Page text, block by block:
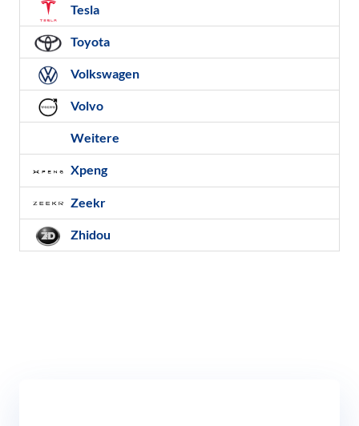
Tesla
Toyota
Volkswagen
Volvo
Weitere
Xpeng
Zeekr
Zhidou